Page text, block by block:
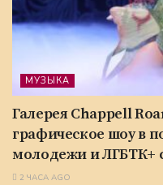
МУЗЫКА
Галерея Chappell
графическое шоу в
молодежи и ЛГБТК+
2 ЧАСА AGO